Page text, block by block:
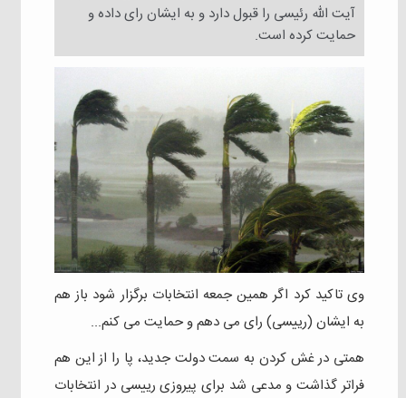
آیت الله رئیسی را قبول دارد و به ایشان رای داده و
حمایت کرده است.
وی تاکید کرد اگر همین جمعه انتخابات برگزار شود باز هم
به ایشان (رییسی) رای می دهم و حمایت می کنم...
همتی در غش کردن به سمت دولت جدید، پا را از این هم
فراتر گذاشت و مدعی شد برای پیروزی رییسی در انتخابات